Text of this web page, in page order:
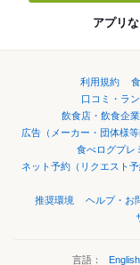
アプリ
利用規約
口コミ・ラ
飲食店・飲食企
広告（メーカー・団体様
食べログプレ
ネット予約（リクエスト予
推奨環境
ヘルプ・お
言語： English